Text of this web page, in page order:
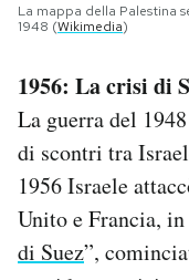
La mappa della Palestina
1948 (Wikimedia)
1956: La crisi di
La guerra del
di scontri tra
1956 Israele
Unito e Francia,
di Suez”,